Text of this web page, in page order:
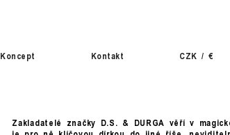
Koncept Kontakt CZK / €
Zakladatelé značky D.S. & DURGA věří v